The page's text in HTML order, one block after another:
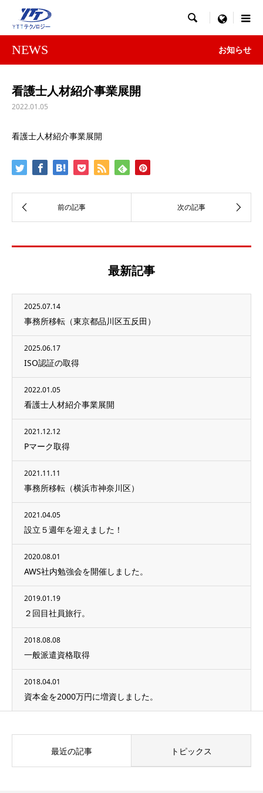
 menu
NEWS お知らせ
看護士人材紹介事業展開
2022.01.05
看護士人材紹介事業展開
最新記事
2025.07.14
事務所移転（東京都品川区五反田）
2025.06.17
ISO認証の取得
2022.01.05
看護士人材紹介事業展開
2021.12.12
Pマーク取得
2021.11.11
事務所移転（横浜市神奈川区）
2021.04.05
設立５週年を迎えました！
2020.08.01
AWS社内勉強会を開催しました。
2019.01.19
２回目社員旅行。
2018.08.08
一般派遣資格取得
2018.04.01
資本金を2000万円に増資しました。
最近の記事 トピックス